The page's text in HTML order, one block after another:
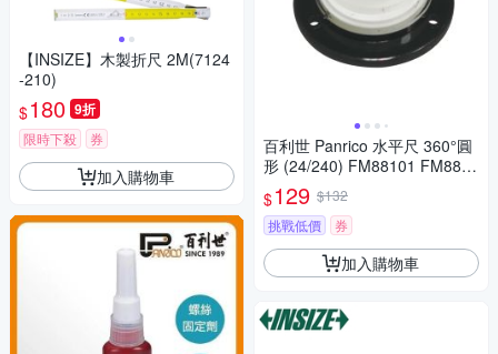
【INSIZE】木製折尺 2M(7124
-210)
$180 9折
限時下殺 券
加入購物車
百利世 Panrico 水平尺 360°圓
形 (24/240) FM88101 FM8810
$129 $132
挑戰低價
券
加入購物車